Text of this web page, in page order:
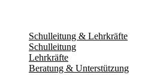
Schulleitung & Lehrkräfte
Schulleitung
Lehrkräfte
Beratung & Unterstützung